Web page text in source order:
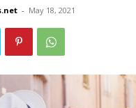
- May 18, 2021